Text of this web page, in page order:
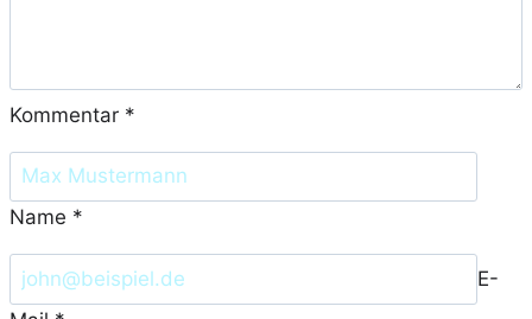
Kommentar *
Name *
E-